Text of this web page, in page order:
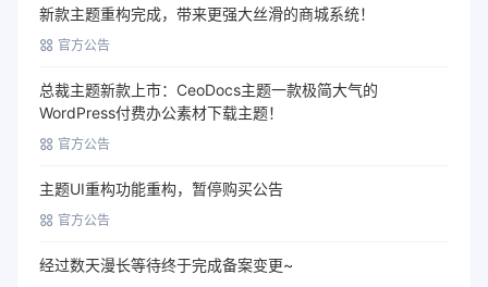
新款主题重构完成，带来更强大丝滑的商城系统！
官方公告
总裁主题新款上市：CeoDocs主题一款极简大气的
WordPress付费办公素材下载主题！
官方公告
主题UI重构功能重构，暂停购买公告
官方公告
经过数天漫长等待终于完成备案变更~